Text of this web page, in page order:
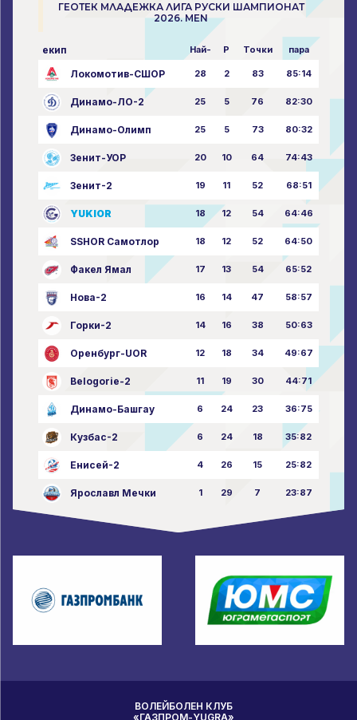
ГЕОТЕК МЛАДЕЖКА ЛИГА РУСКИ ШАМПИОНАТ
2026. MEN
екип Най- P Точки пара
Локомотив-СШОР 28 2 83 85:14
Динамо-ЛО-2 25 5 76 82:30
Динамо-Олимп 25 5 73 80:32
Зенит-УОР 20 10 64 74:43
Зенит-2 19 11 52 68:51
YUKIOR 18 12 54 64:46
SSHOR Самотлор 18 12 52 64:50
Факел Ямал 17 13 54 65:52
Нова-2 16 14 47 58:57
Горки-2 14 16 38 50:63
Оренбург-UOR 12 18 34 49:67
Belogorie-2 11 19 30 44:71
Динамо-Башгау 6 24 23 36:75
Кузбас-2 6 24 18 35:82
Енисей-2 4 26 15 25:82
Ярославл Мечки 1 29 7 23:87
ВОЛЕЙБОЛЕН КЛУБ
«ГАЗПРОМ-YUGRA»